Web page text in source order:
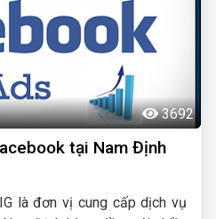
3692
tại Nam Định
là đơn vị cung cấp dịch vụ